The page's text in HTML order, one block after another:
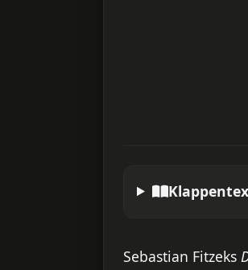
Sebastian Fitzeks